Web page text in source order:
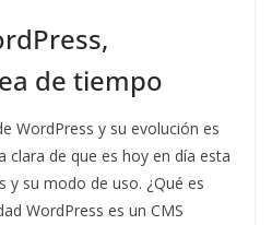
de tiempo
WordPress y su evolución es
clara de que es hoy en día esta
y su modo de uso. ¿Qué es
WordPress es un CMS